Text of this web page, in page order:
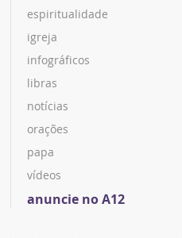
espiritualidade
igreja
infográficos
libras
notícias
orações
papa
vídeos
anuncie no A12